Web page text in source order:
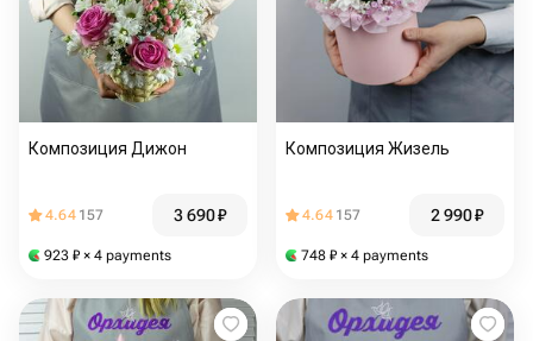
Композиция Дижон
4.64 157 3 690₽
923 ₽ × 4 payments
Композиция Жизель
4.64 157 2 990₽
748 ₽ × 4 payments